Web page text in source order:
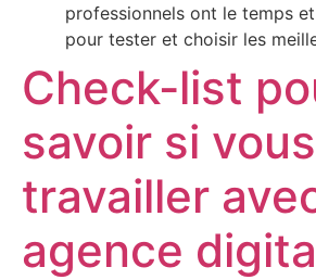
professionnels ont le temps
pour tester et choisir les
Check-list
savoir si
travailler
agence